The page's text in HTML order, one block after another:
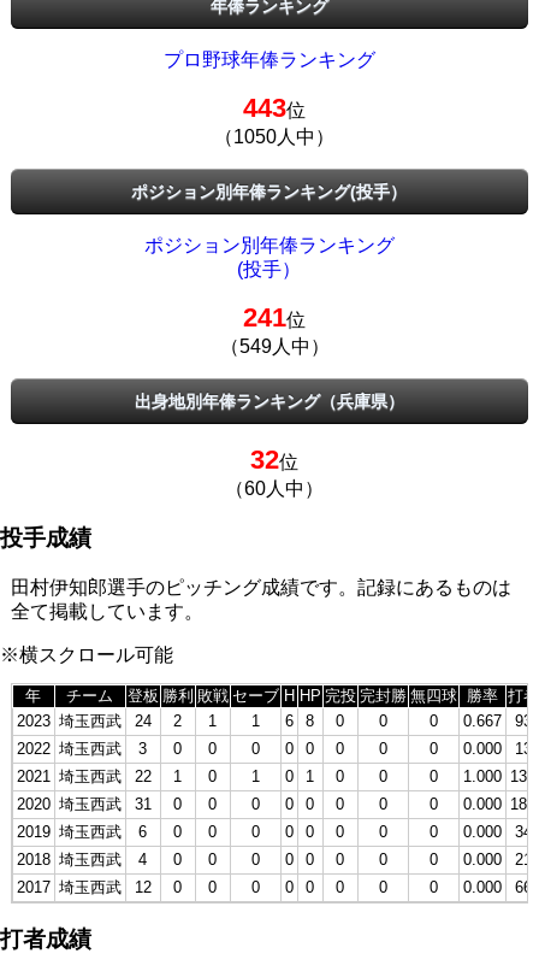
年俸ランキング
プロ野球年俸ランキング
443位
（1050人中）
ポジション別年俸ランキング(投手）
ポジション別年俸ランキング
(投手）
241位
（549人中）
出身地別年俸ランキング（兵庫県）
32位
（60人中）
投手成績
田村伊知郎選手のピッチング成績です。記録にあるものは
全て掲載しています。
※横スクロール可能
年 チーム 登板 勝利 敗戦 セーブ H HP 完投 完封勝 無四球 勝率 打者
2023 埼玉西武 24 2 1 1 6 8 0 0 0 0.667
93
2022 埼玉西武 3 0 0 0 0 0 0 0 0 0.000
13
2021 埼玉西武 22 1 0 1 0 1 0 0 0 1.000 130
2020 埼玉西武 31 0 0 0 0 0 0 0 0 0.000 181
2019 埼玉西武 6 0 0 0 0 0 0 0 0 0.000
34
2018 埼玉西武 4 0 0 0 0 0 0 0 0 0.000
21
2017 埼玉西武 12 0 0 0 0 0 0 0 0 0.000 66
打者成績